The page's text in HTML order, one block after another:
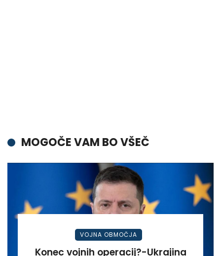
MOGOČE VAM BO VŠEČ
VOJNA OBMOČJA
Konec vojnih operacij?-Ukrajina